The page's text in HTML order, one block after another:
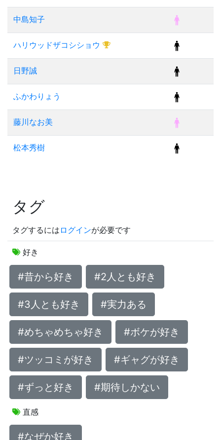
中島知子
ハリウッドザコシショウ
日野誠
ふかわりょう
藤川なお美
松本秀樹
タグ
タグするには ログインが必要です
好き
#昔から好き #2人とも好き
#3人とも好き #実力ある
#めちゃめちゃ好き #ボケが好き
#ツッコミが好き #ギャグが好き
#ずっと好き #期待しかない
直感
#なぜか好き